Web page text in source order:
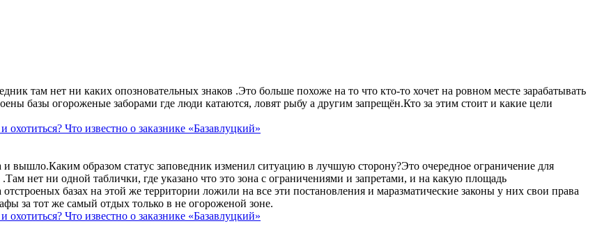
там нет ни каких опозновательных знаков .Это больше похоже на то что кто-то хочет на ровном месте зарабатывать
базы огороженые заборами где люди катаются, ловят рыбу а другим запрещён.Кто за этим стоит и какие цели
Что известно о заказнике «Базавлуцкий»
вышло.Каким образом статус заповедник изменил ситуацию в лучшую сторону?Это очередное ограничение для
нет ни одной таблички, где указано что это зона с ограничениями и запретами, и на какую площадь
базах на этой же территории ложили на все эти постановления и маразматические законы у них свои права
за тот же самый отдых только в не огороженой зоне.
Что известно о заказнике «Базавлуцкий»